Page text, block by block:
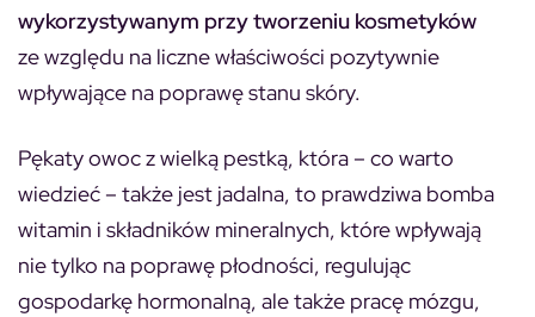
wykorzystywanym przy tworzeniu kosmetyków
ze względu na liczne właściwości pozytywnie
wpływające na poprawę stanu skóry.
Pękaty owoc z wielką pestką, która – co warto
wiedzieć – także jest jadalna, to prawdziwa bomba
witamin i składników mineralnych, które wpływają
nie tylko na poprawę płodności, regulując
gospodarkę hormonalną, ale także pracę mózgu,